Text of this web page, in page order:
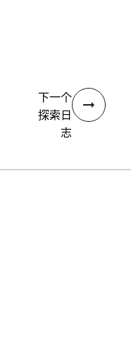
下一个
探索日
志